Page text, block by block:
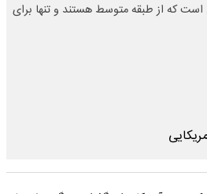
که از طبقه متوسط هستند و تنها برای